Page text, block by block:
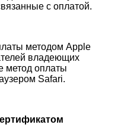
с оплатой.
методом Apple
владеющих
метод оплаты
Safari.